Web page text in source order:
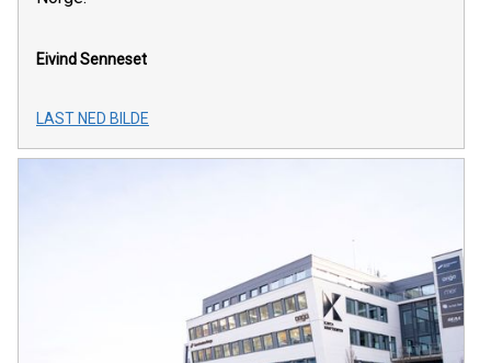
Eivind Senneset
LAST NED BILDE